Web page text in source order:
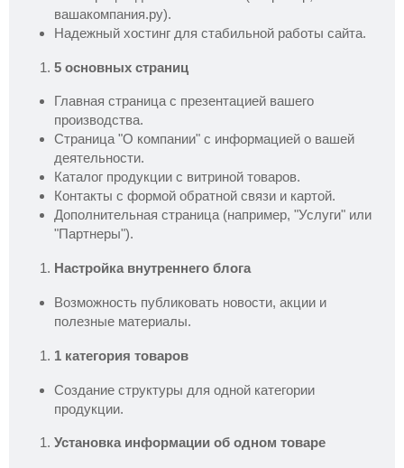
вашакомпания.ру).
Надежный хостинг для стабильной работы сайта.
5 основных страниц
Главная страница с презентацией вашего
производства.
Страница "О компании" с информацией о вашей
деятельности.
Каталог продукции с витриной товаров.
Контакты с формой обратной связи и картой.
Дополнительная страница (например, "Услуги" или
"Партнеры").
Настройка внутреннего блога
Возможность публиковать новости, акции и
полезные материалы.
1 категория товаров
Создание структуры для одной категории
продукции.
Установка информации об одном товаре